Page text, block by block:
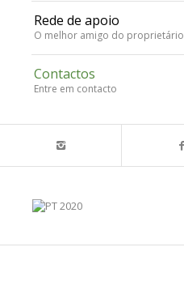
Rede de apoio
O melhor amigo do proprietário
Contactos
Entre em contacto